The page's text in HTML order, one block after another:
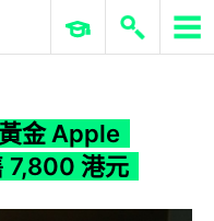
ERP 與商業 AI
金 Apple
7,800 港元